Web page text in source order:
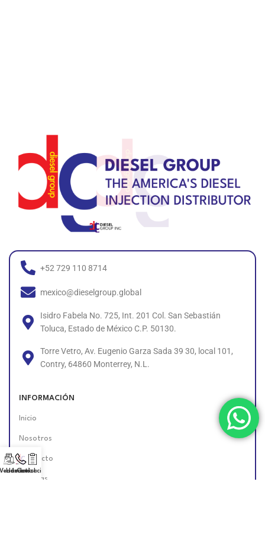
+52 729 110 8714
mexico@dieselgroup.global
Isidro Fabela No. 725, Int. 201 Col. San Sebastián
Toluca, Estado de México C.P. 50130.
Torre Vetro, Av. Eugenio Garza Sada 39 30, local 101,
Contry, 64860 Monterrey, N.L.
INFORMACIÓN
Inicio
Nosotros
Contacto
Políticas
Llámanos!
Cotización